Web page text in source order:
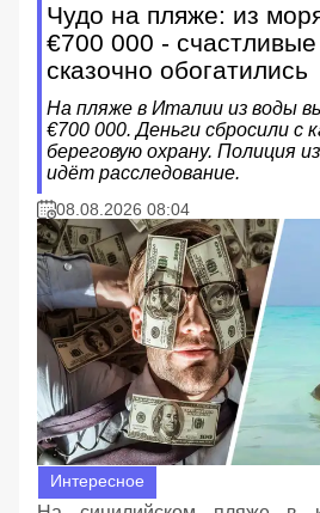
Чудо на пляже: из
€700 000 -
сказочно обогатились
На пляже в Италии из воды
€700 000. Деньги сбросили с
береговую охрану. Полиция
идёт расследование.
08.08.2026 08:04
Интересное